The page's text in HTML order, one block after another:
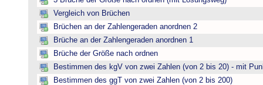
Vergleich von Brüchen
Brüchen an der Zahlengeraden anordnen 2
Brüche an der Zahlengeraden anordnen 1
Brüche der Größe nach ordnen
Bestimmen des kgV von zwei Zahlen (von 2 bis 20) - mit
Bestimmen des ggT von zwei Zahlen (von 2 bis 200)